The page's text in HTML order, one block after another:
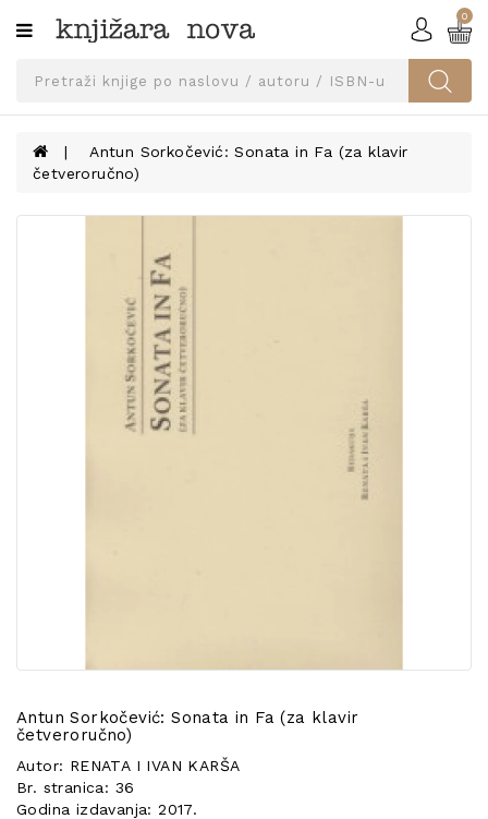
Kategorije
SVEUČILIŠNA
UDŽBENICI
0
Antun Sorkočević: Sonata in Fa (za klavir
četveroručno)
Antun Sorkočević: Sonata in Fa (za klavir
četveroručno)
Autor: RENATA I IVAN KARŠA
Br. stranica: 36
Godina izdavanja: 2017.